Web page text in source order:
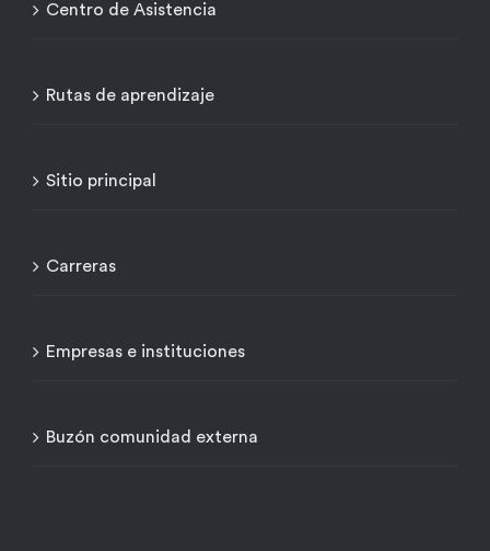
Centro de Asistencia
Rutas de aprendizaje
Sitio principal
Carreras
Empresas e instituciones
Buzón comunidad externa